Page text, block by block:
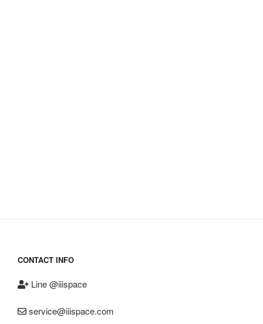
CONTACT INFO
Line @iiispace
service@iiispace.com